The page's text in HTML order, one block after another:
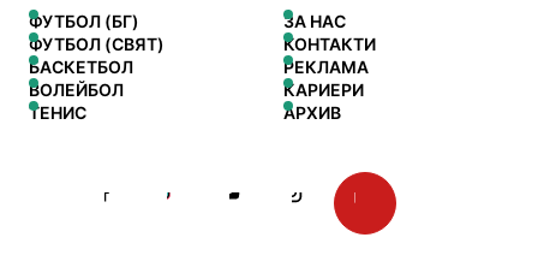
ФУТБОЛ (БГ)
ФУТБОЛ (СВЯТ)
БАСКЕТБОЛ
ВОЛЕЙБОЛ
ТЕНИС
ЗА НАС
КОНТАКТИ
РЕКЛАМА
КАРИЕРИ
АРХИВ